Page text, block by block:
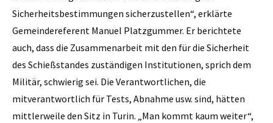
Sicherheitsbestimmungen sicherzustellen“, erklärte
Gemeindereferent Manuel Platzgummer. Er berichtete
auch, dass die Zusammenarbeit mit den für die Sicherheit
des Schießstandes zuständigen Institutionen, sprich dem
Militär, schwierig sei. Die Verantwortlichen, die
mitverantwortlich für Tests, Abnahme usw. sind, hätten
mittlerweile den Sitz in Turin. „Man kommt kaum weiter“,